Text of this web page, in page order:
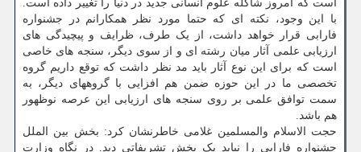
است که امروز شاکله علوم انسانی جدید در دنیا را تغییر داده است.
با این وجود، نکته ای که حتما مورد نظر همکارانم در جشنواره
فارابی قرار خواهد داشت، از یک طرف، ظرایف و پیچیدگی های
ارزیابی علمی آثار میان رشته ای و از سوی دیگر، سنجه های خاصی
است که برای این نوع آثار باید مد نظر داشت که توقع داریم گروه
تخصصی ما در این حوزه ضمن هم افزایی با گروههای دیگر، به
سمت توافق علمی بر روی سنجه های ارزیابی این عرصه نوظهور
هم باشد.
حجت الاسلام والمسلمین غلامی خاطرنشان کرد: بخش بین الملل
جشنواره فارابی را نباید یک بخش تشریفاتی دید. در نگاه وزارت